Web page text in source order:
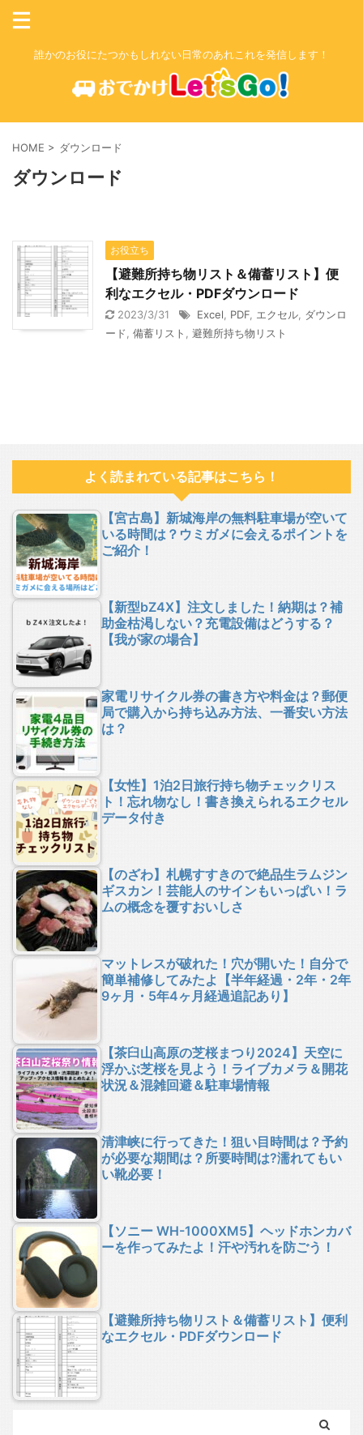
誰かのお役にたつかもしれない日常のあれこれを発信します！
HOME > ダウンロード
ダウンロード
お役立ち
【避難所持ち物リスト＆備蓄リスト】便
利なエクセル・PDFダウンロード
2023/3/31 Excel PDF エクセル ダウンロ
ード 備蓄リスト 避難所持ち物リスト
よく読まれている記事はこちら！
【宮古島】新城海岸の無料駐車場が空いて
いる時間は？ウミガメに会えるポイントを
ご紹介！
【新型bZ4X】注文しました！納期は？補
助金枯渇しない？充電設備はどうする？
【我が家の場合】
家電リサイクル券の書き方や料金は？郵便
局で購入から持ち込み方法、一番安い方法
は？
【女性】1泊2日旅行持ち物チェックリス
ト！忘れ物なし！書き換えられるエクセル
データ付き
【のざわ】札幌すすきので絶品生ラムジン
ギスカン！芸能人のサインもいっぱい！ラ
ムの概念を覆すおいしさ
マットレスが破れた！穴が開いた！自分で
簡単補修してみたよ【半年経過・2年・2年
9ヶ月・5年4ヶ月経過追記あり】
【茶臼山高原の芝桜まつり2024】天空に
浮かぶ芝桜を見よう！ライブカメラ＆開花
状況＆混雑回避＆駐車場情報
清津峡に行ってきた！狙い目時間は？予約
が必要な期間は？所要時間は?濡れてもい
い靴必要！
【ソニー WH-1000XM5】ヘッドホンカバ
ーを作ってみたよ！汗や汚れを防ごう！
【避難所持ち物リスト＆備蓄リスト】便利
なエクセル・PDFダウンロード